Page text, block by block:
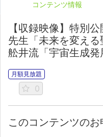
コンテンツ情報
【収録映像】特別
先生「未来を変える
舩井流「宇宙生成発
月額見放題
0
このコンテンツの